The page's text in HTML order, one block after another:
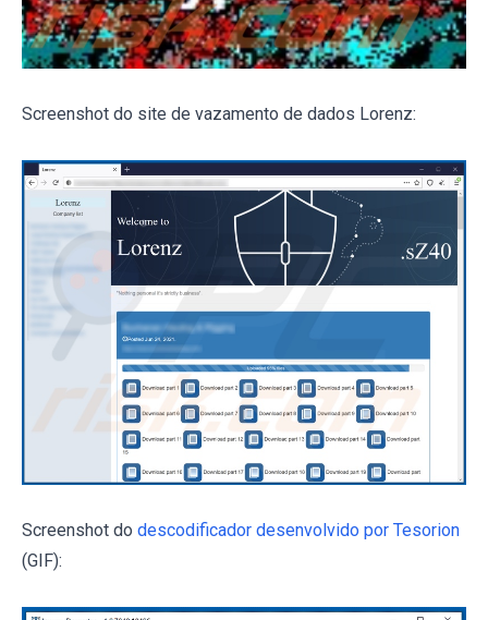
Screenshot do site de vazamento de dados Lorenz:
Screenshot do descodificador desenvolvido por Tesorion
(GIF):